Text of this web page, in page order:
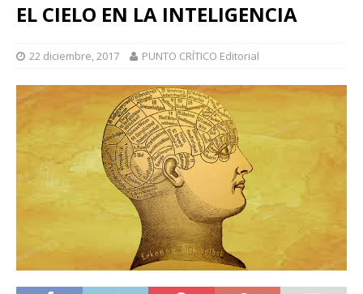
EL CIELO EN LA INTELIGENCIA
22 diciembre, 2017 PUNTO CRÍTICO Editorial